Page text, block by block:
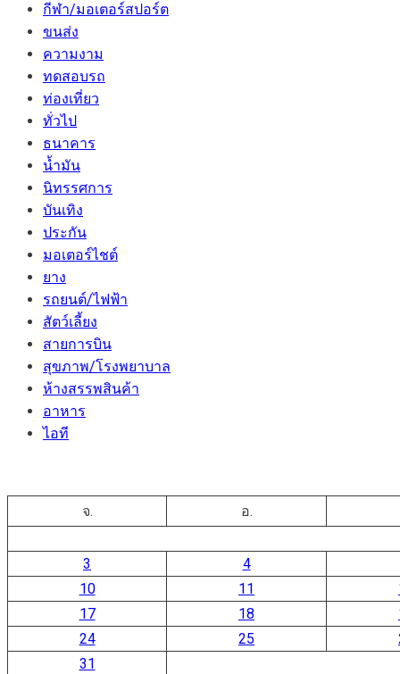
กีฬา/มอเตอร์สปอร์ต
ขนส่ง
ความงาม
ทดสอบรถ
ท่องเที่ยว
ทั่วไป
ธนาคาร
น้ำมัน
นิทรรศการ
บันเทิง
ประกัน
มอเตอร์ไชต์
ยาง
รถยนต์/ไฟฟ้า
สัตว์เลี้ยง
สายการบิน
สุขภาพ/โรงพยาบาล
ห้างสรรพสินค้า
อาหาร
ไอที
จ. อ.
3
4
10
11
17
18
24
25
31